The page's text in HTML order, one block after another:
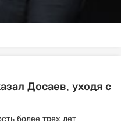
Досаев, уходя с
более трех лет.